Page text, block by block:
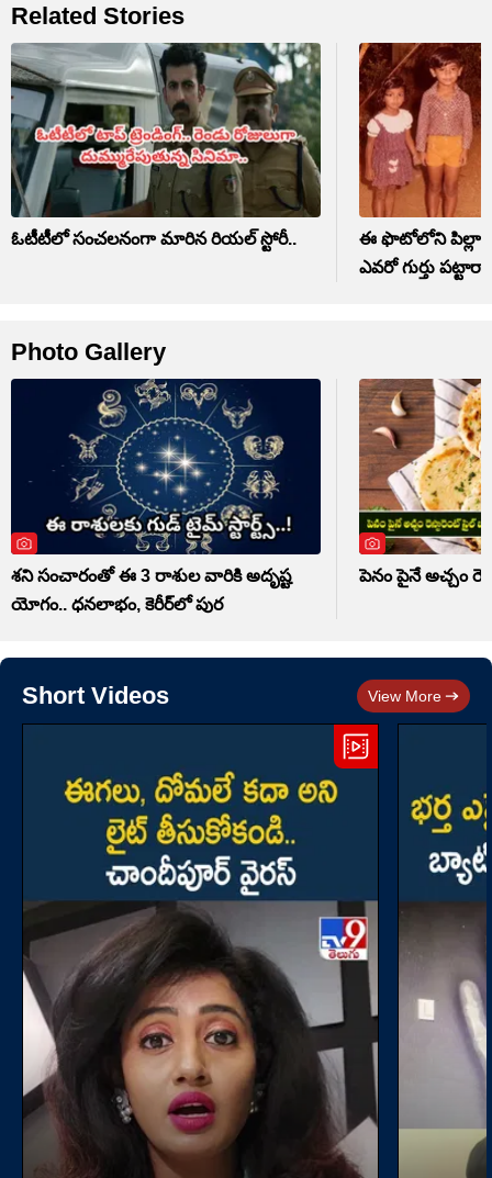
Related Stories
ఓటీటీలో సంచలనంగా మారిన రియల్ స్టోరీ..
ఈ ఫొటోలోని
ఎవరో గుర్తు
Photo Gallery
శని సంచారంతో ఈ 3 రాశుల వారికి అదృష్ట
యోగం.. ధనలాభం, కెరీర్‌లో పుర
పెనం పైనే అచ్చం
Short Videos View More